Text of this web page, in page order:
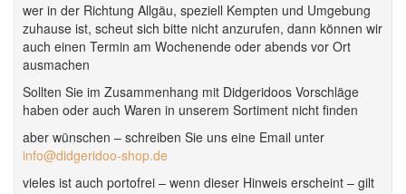
wer in der Richtung Allgäu, speziell Kempten und Umgebung
zuhause ist, scheut sich bitte nicht anzurufen, dann können wir
auch einen Termin am Wochenende oder abends vor Ort
ausmachen
Sollten Sie im Zusammenhang mit Didgeridoos Vorschläge
haben oder auch Waren in unserem Sortiment nicht finden
aber wünschen – schreiben Sie uns eine Email unter
info@didgeridoo-shop.de
vieles ist auch portofrei – wenn dieser Hinweis erscheint – gilt